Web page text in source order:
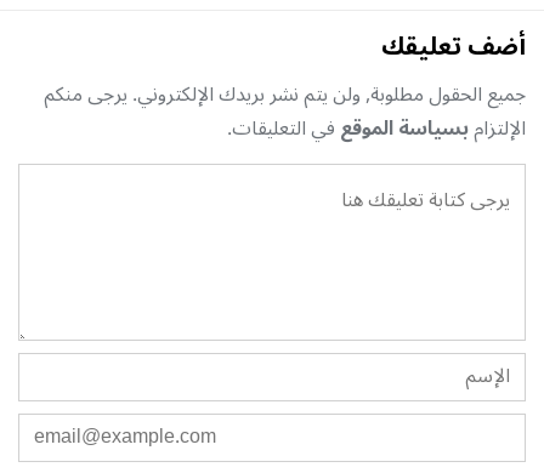
أضف تعليقك
جميع الحقول مطلوبة, ولن يتم نشر بريدك الإلكتروني. يرجى منكم
الإلتزامبسياسة الموقعفي التعليقات.